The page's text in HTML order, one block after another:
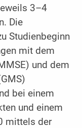
3–4
Die
Studienbeginn
mit dem
und dem
bei einem
und einem
mittels der